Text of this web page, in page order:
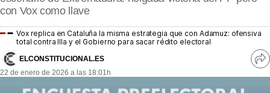
MásQuePartidos
MásQueSucesos
MásQueMercados
JuicioExprés
con Vox como llave
Vox replica en Cataluña la misma estrategia que con Adamuz: ofensiva
total contra Illa y el Gobierno para sacar rédito electoral
ELCONSTITUCIONAL.ES
22 de enero de 2026 a las 18:01h